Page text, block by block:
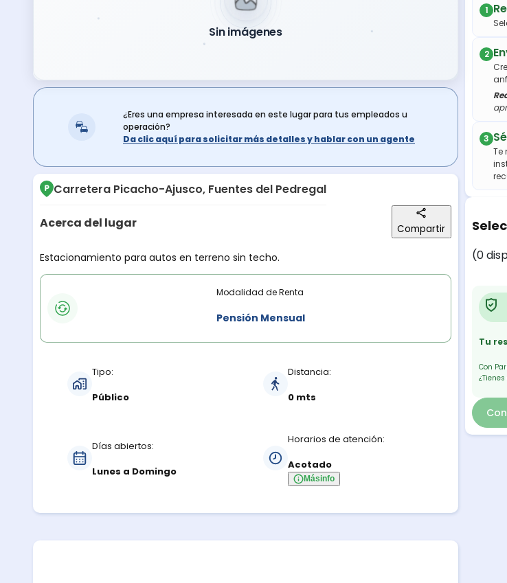
Sin imágenes
¿Eres una empresa interesada en este lugar para tus empleados u
operación?
Da clic aquí para solicitar más detalles y hablar con un agente
Carretera Picacho-Ajusco, Fuentes del Pedregal
Acerca del lugar Compartir
Descripción del lugar
Estacionamiento para autos en terreno sin techo.
Modalidades de renta
Modalidad de Renta
Pensión Mensual
Tipo:
Público
Distancia:
0 mts
Días abiertos:
Lunes a Domingo
Horarios de atención:
Acotado
Másinfo
1
2
3
Te
(0
Tu
Con